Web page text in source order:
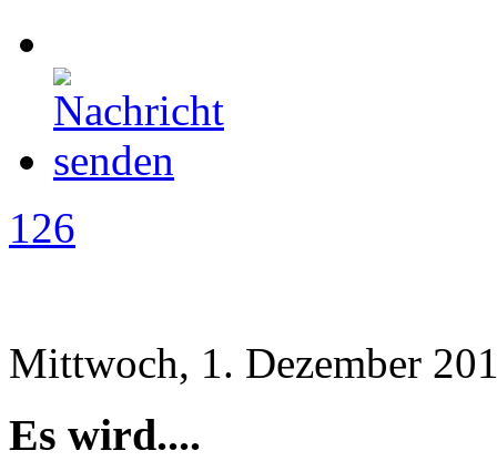
126
Mittwoch, 1. Dezember
Es wird....